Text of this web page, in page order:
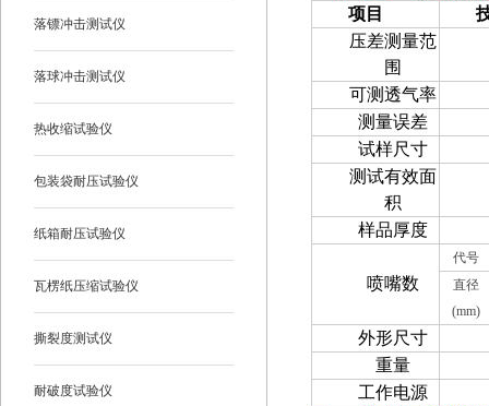
落镖冲击测试仪
落球冲击测试仪
热收缩试验仪
包装袋耐压试验仪
纸箱耐压试验仪
瓦楞纸压缩试验仪
撕裂度测试仪
耐破度试验仪
项目
压差测量范
围
可测透气率
测量误差
试样尺寸
测试有效面
积
样品厚度
喷嘴数
代号
直径
(mm)
外形尺寸
重量
工作电源